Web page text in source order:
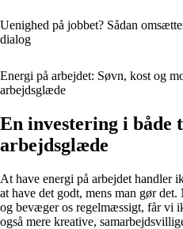
Uenighed på jobbet? Sådan
dialog
Energi på arbejdet: Søvn, kost og
arbejdsglæde
En investering i både
arbejdsglæde
At have energi på arbejdet handler
at have det godt, mens man gør
og bevæger os regelmæssigt, får vi
også mere kreative,